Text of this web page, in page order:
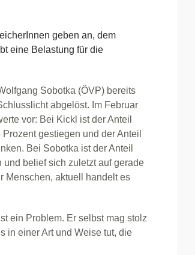
geben an, dem
eine Belastung für die
Sobotka (ÖVP) bereits
abgelöst. Im Februar
vor: Bei Kickl ist der Anteil
gestiegen und der Anteil
Bei Sobotka ist der Anteil
belief sich zuletzt auf gerade
Menschen, aktuell handelt es
ein Problem. Er selbst mag stolz
in einer Art und Weise tut, die